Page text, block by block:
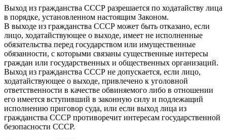
Выход из гражданства СССР разрешается по ходатайству лица
в порядке, установленном настоящим Законом.
В выходе из гражданства СССР может быть отказано, если
лицо, ходатайствующее о выходе, имеет не исполненные
обязательства перед государством или имущественные
обязанности, с которыми связаны существенные интересы
граждан или государственных и общественных организаций.
Выход из гражданства СССР не допускается, если лицо,
ходатайствующее о выходе, привлечено к уголовной
ответственности в качестве обвиняемого либо в отношении
его имеется вступивший в законную силу и подлежащий
исполнению приговор суда, или если выход лица из
гражданства СССР противоречит интересам государственной
безопасности СССР.